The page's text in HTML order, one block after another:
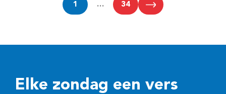
1 … 34
Elke zondag een vers